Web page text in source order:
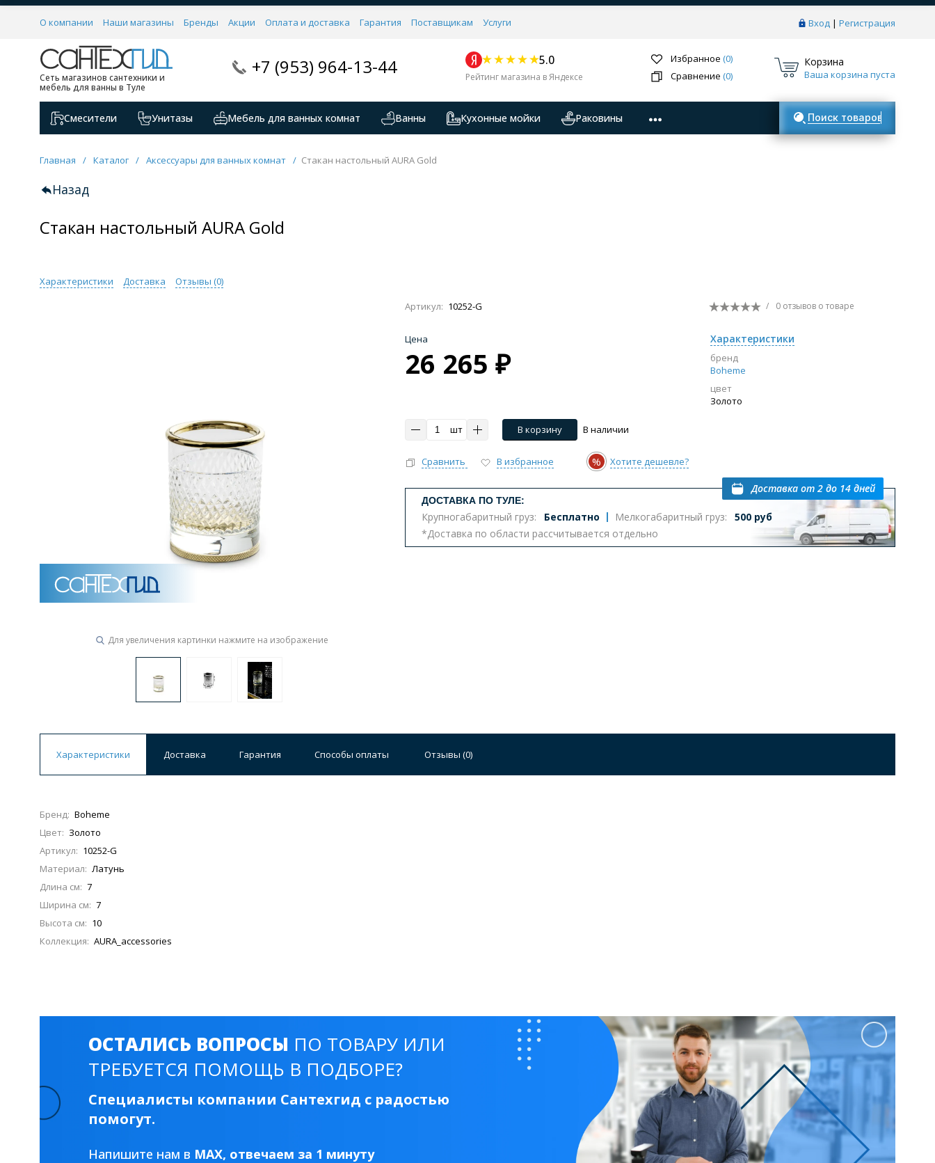
Вход | Регистрация
О компании Наши магазины Бренды Акции Оплата и доставка Гарантия Поставщикам Услуги
Сеть магазинов сантехники и
мебель для ванны в Туле
+7 (953) 964-13-44 5.0
Рейтинг магазина в Яндексе
Избранное (0)
Сравнение (0)
Корзина
Ваша корзина пуста
Смесители Унитазы Мебель для ванных комнат Ванны Кухонные мойки Раковины Поиск товаров
Главная / Каталог / Аксессуары для ванных комнат / Стакан настольный AURA Gold
Назад
Стакан настольный AURA Gold
Характеристики Доставка Отзывы (0)
Для увеличения картинки нажмите на изображение
Артикул: 10252-G / 0 отзывов о товаре
Цена
26 265 ₽
Характеристики
бренд
Boheme
цвет
Золото
шт В корзину В наличии
Сравнить В избранное % Хотите дешевле?
ДОСТАВКА ПО ТУЛЕ:
Крупногабаритный груз: Бесплатно Мелкогабаритный груз:
500 руб
*Доставка по области рассчитывается отдельно
Доставка от 2 до 14 дней
Характеристики Доставка Гарантия Способы оплаты Отзывы (0)
Бренд: Boheme
Цвет: Золото
Артикул: 10252-G
Материал: Латунь
Длина см: 7
Ширина см: 7
Высота см: 10
Коллекция: AURA_accessories
ОСТАЛИСЬ ВОПРОСЫ ПО ТОВАРУ ИЛИ
ТРЕБУЕТСЯ ПОМОЩЬ В ПОДБОРЕ?
Специалисты компании Сантехгид с радостью
помогут.
Напишите нам в MAX, отвечаем за 1 минуту